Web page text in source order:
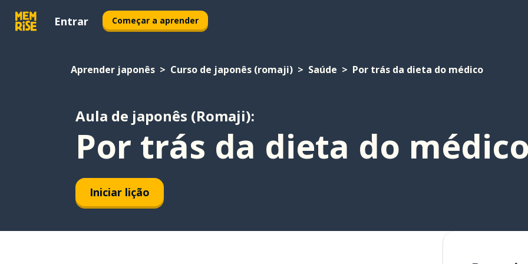
Entrar Começar a aprender
Aprender japonês Curso de japonês (romaji) Saúde Por trás da dieta do médico
Aula de japonês (Romaji):
Por trás da dieta do
Iniciar lição